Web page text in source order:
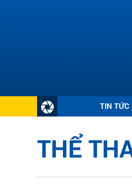
TIN TỨC
THỂ